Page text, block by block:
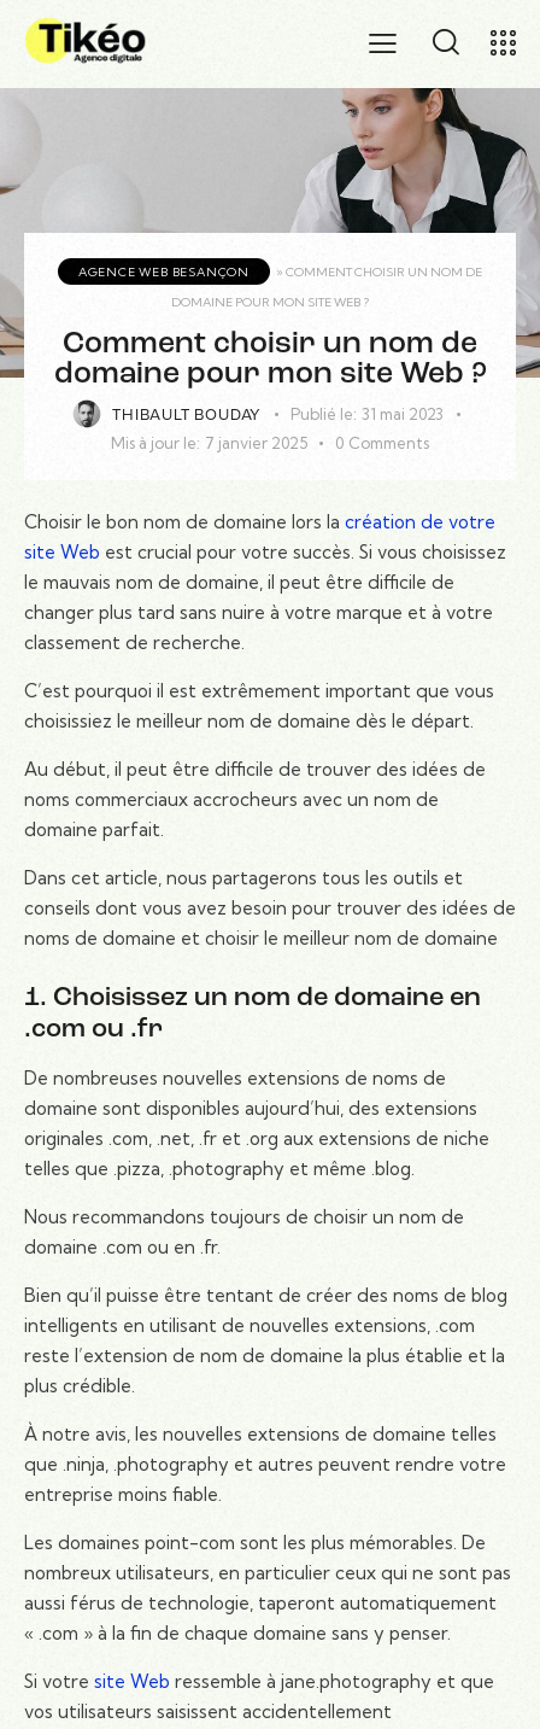
AGENCE WEB BESANÇON »COMMENT CHOISIR UN NOM DE
DOMAINE POUR MON SITE WEB ?
Comment choisir un nom de
domaine pour mon site Web ?
THIBAULT BOUDAY Publié le: 31 mai 2023
Mis à jour le: 7 janvier 2025 0 Comments
Choisir le bon nom de domaine lors la création de votre
site Web est crucial pour votre succès. Si vous choisissez
le mauvais nom de domaine, il peut être difficile de
changer plus tard sans nuire à votre marque et à votre
classement de recherche.
C’est pourquoi il est extrêmement important que vous
choisissiez le meilleur nom de domaine dès le départ.
Au début, il peut être difficile de trouver des idées de
noms commerciaux accrocheurs avec un nom de
domaine parfait.
Dans cet article, nous partagerons tous les outils et
conseils dont vous avez besoin pour trouver des idées de
noms de domaine et choisir le meilleur nom de domaine
1. Choisissez un nom de domaine en
.com ou .fr
De nombreuses nouvelles extensions de noms de
domaine sont disponibles aujourd’hui, des extensions
originales .com, .net, .fr et .org aux extensions de niche
telles que .pizza, .photography et même .blog.
Nous recommandons toujours de choisir un nom de
domaine .com ou en .fr.
Bien qu’il puisse être tentant de créer des noms de blog
intelligents en utilisant de nouvelles extensions, .com
reste l’extension de nom de domaine la plus établie et la
plus crédible.
À notre avis, les nouvelles extensions de domaine telles
que .ninja, .photography et autres peuvent rendre votre
entreprise moins fiable.
Les domaines point-com sont les plus mémorables. De
nombreux utilisateurs, en particulier ceux qui ne sont pas
aussi férus de technologie, taperont automatiquement
« .com » à la fin de chaque domaine sans y penser.
Si votre site Web ressemble à jane.photography et que
vos utilisateurs saisissent accidentellement